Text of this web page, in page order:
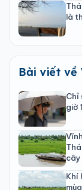
là
Bài viết về
Chỉ
giờ
cây
Khí